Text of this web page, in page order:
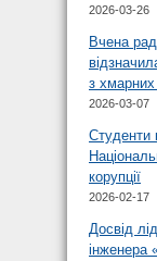
2026-03-26
Вчена
з хмарних
2026-03-07
Студенти
корупції
2026-02-17
Досвід
інженера